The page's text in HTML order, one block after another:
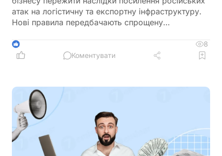
атак на логістичну та експортну інфраструктуру.
Нові правила передбачають спрощену
фінансування для аграріїв та ширше використання
гарантійних інструментів
1
8
Коментувати